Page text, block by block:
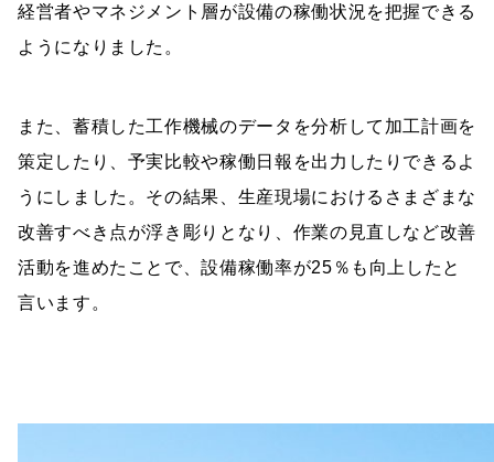
経営者やマネジメント層が設備の稼働状況を把握できる
ようになりました。
また、蓄積した工作機械のデータを分析して加工計画を
策定したり、予実比較や稼働日報を出力したりできるよ
うにしました。その結果、生産現場におけるさまざまな
改善すべき点が浮き彫りとなり、作業の見直しなど改善
活動を進めたことで、設備稼働率が25％も向上したと
言います。